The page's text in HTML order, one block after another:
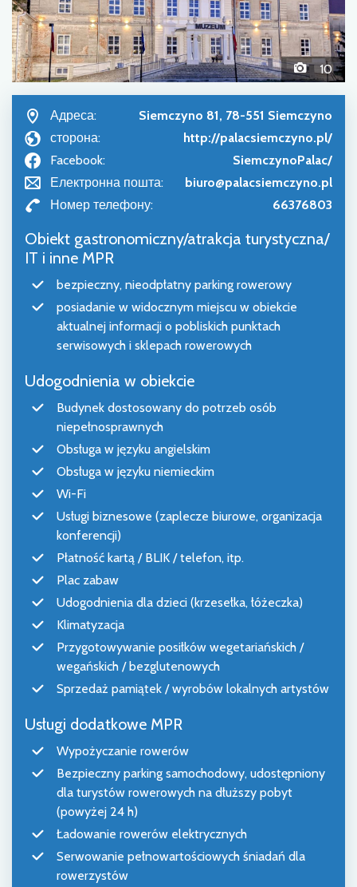
10
Адреса:
Siemczyno 81, 78-551 Siemczyno
сторона:
http://palacsiemczyno.pl/
Facebook:
SiemczynoPalac/
Електронна пошта:
biuro@palacsiemczyno.pl
Номер телефону:
66376803
Obiekt gastronomiczny/atrakcja turystyczna/
IT i inne MPR
bezpieczny, nieodpłatny parking rowerowy
posiadanie w widocznym miejscu w obiekcie
aktualnej informacji o pobliskich punktach
serwisowych i sklepach rowerowych
Udogodnienia w obiekcie
Budynek dostosowany do potrzeb osób
niepełnosprawnych
Obsługa w języku angielskim
Obsługa w języku niemieckim
Wi-Fi
Usługi biznesowe (zaplecze biurowe, organizacja
konferencji)
Płatność kartą / BLIK / telefon, itp.
Plac zabaw
Udogodnienia dla dzieci (krzesełka, łóżeczka)
Klimatyzacja
Przygotowywanie posiłków wegetariańskich /
wegańskich / bezglutenowych
Sprzedaż pamiątek / wyrobów lokalnych artystów
Usługi dodatkowe MPR
Wypożyczanie rowerów
Bezpieczny parking samochodowy, udostępniony
dla turystów rowerowych na dłuższy pobyt
(powyżej 24 h)
Ładowanie rowerów elektrycznych
Serwowanie pełnowartościowych śniadań dla
rowerzystów